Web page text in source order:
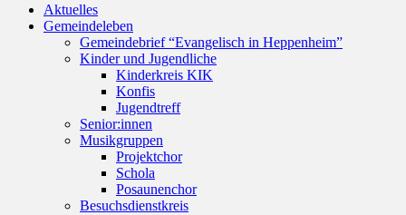
oben
scrollen
Aktuelles
Gemeindeleben
Gemeindebrief “Evangelisch in Heppenheim”
Kinder und Jugendliche
Kinderkreis KIK
Konfis
Jugendtreff
Senior:innen
Musikgruppen
Projektchor
Schola
Posaunenchor
Besuchsdienstkreis